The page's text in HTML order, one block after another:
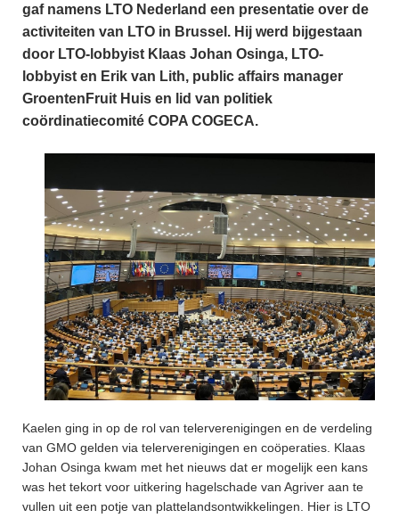
gaf namens LTO Nederland een presentatie over de
activiteiten van LTO in Brussel. Hij werd bijgestaan
door LTO-lobbyist Klaas Johan Osinga, LTO-
lobbyist en Erik van Lith, public affairs manager
GroentenFruit Huis en lid van politiek
coördinatiecomité COPA COGECA.
Kaelen ging in op de rol van telerverenigingen en de verdeling
van GMO gelden via telerverenigingen en coöperaties. Klaas
Johan Osinga kwam met het nieuws dat er mogelijk een kans
was het tekort voor uitkering hagelschade van Agriver aan te
vullen uit een potje van plattelandsontwikkelingen. Hier is LTO